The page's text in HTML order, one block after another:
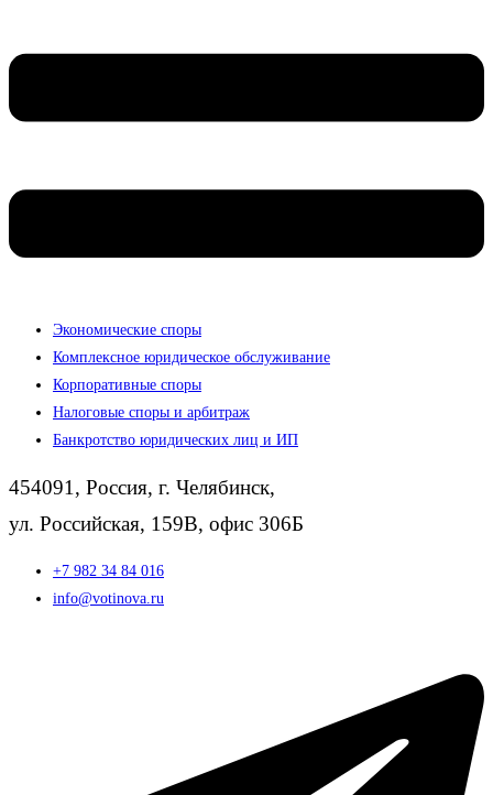
Экономические споры
Комплексное юридическое обслуживание
Корпоративные споры
Налоговые споры и арбитраж
Банкротство юридических лиц и ИП
454091, Россия, г. Челябинск,
ул. Российская, 159В, офис 306Б
+7 982 34 84 016
info@votinova.ru